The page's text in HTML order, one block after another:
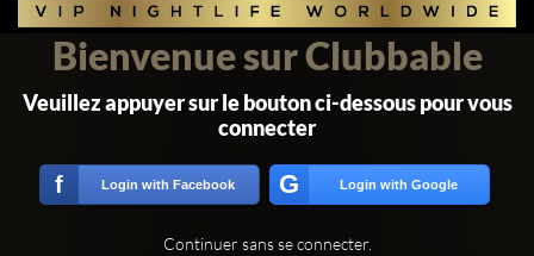
Bienvenue sur Clubbable
Veuillez appuyer sur le bouton ci-dessous pour vous
connecter
f Login with Facebook G Login with Google
Continuer sans se connecter.